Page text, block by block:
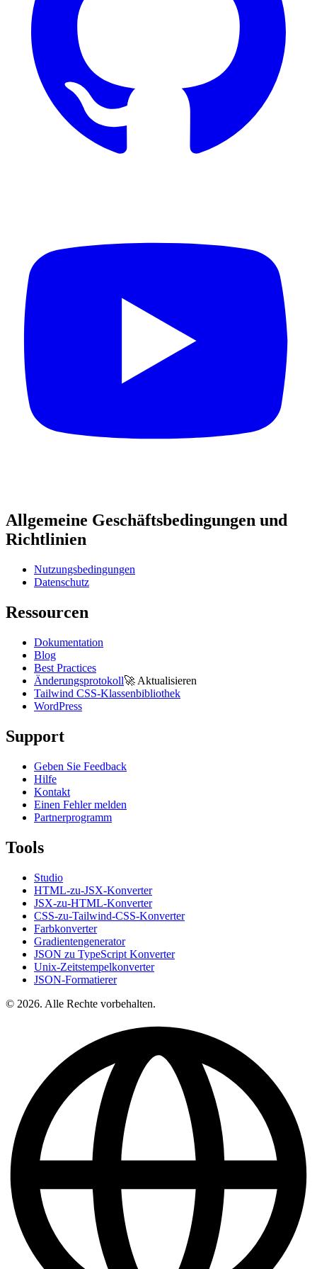
Allgemeine Geschäftsbedingungen und
Richtlinien
Nutzungsbedingungen
Datenschutz
Ressourcen
Dokumentation
Blog
Best Practices
Änderungsprotokoll🚀 Aktualisieren
Tailwind CSS-Klassenbibliothek
WordPress
Support
Geben Sie Feedback
Hilfe
Kontakt
Einen Fehler melden
Partnerprogramm
Tools
Studio
HTML-zu-JSX-Konverter
JSX-zu-HTML-Konverter
CSS-zu-Tailwind-CSS-Konverter
Farbkonverter
Gradientengenerator
JSON zu TypeScript Konverter
Unix-Zeitstempelkonverter
JSON-Formatierer
© 2026. Alle Rechte vorbehalten.